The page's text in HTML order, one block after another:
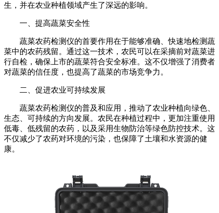
生，并在农业种植领域产生了深远的影响。
一、提高蔬菜安全性
蔬菜农药检测仪的首要作用在于能够准确、快速地检测蔬
菜中的农药残留。通过这一技术，农民可以在采摘前对蔬菜进
行自检，确保上市的蔬菜符合安全标准。这不仅增强了消费者
对蔬菜的信任度，也提高了蔬菜的市场竞争力。
二、促进农业可持续发展
蔬菜农药检测仪的普及和应用，推动了农业种植向绿色、
生态、可持续的方向发展。农民在种植过程中，更加注重使用
低毒、低残留的农药，以及采用生物防治等绿色防控技术。这
不仅减少了农药对环境的污染，也保障了土壤和水资源的健
康。